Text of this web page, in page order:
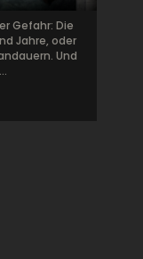
Gefahr: Die
Jahre, oder
Und